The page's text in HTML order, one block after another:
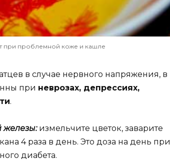
при проблемной коже и кашле
в случае нервного напряжения, в
при неврозах, депрессиях,
.
железы:измельчите цветок, заварите
4 раза в день. Это доза на день при
диабета.